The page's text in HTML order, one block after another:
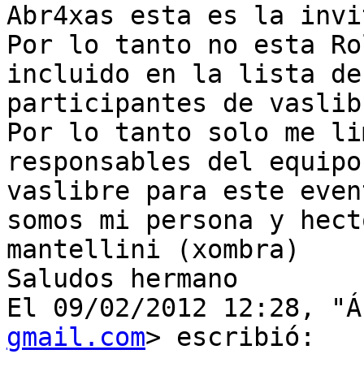
Abr4xas esta es la
Por lo tanto no esta
incluido en la lista de
participantes de
Por lo tanto solo me
responsables del
vaslibre para este
somos mi persona y
mantellini (xombra)
Saludos hermano
El 09/02/2012 12:28,
gmail.com> escribió: